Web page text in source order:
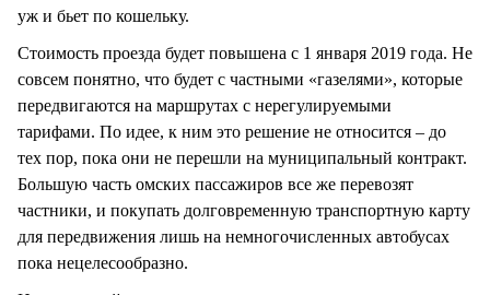
уж и бьет по кошельку.
Стоимость проезда будет повышена с 1 января 2019 года. Не
совсем понятно, что будет с частными «газелями», которые
передвигаются на маршрутах с нерегулируемыми
тарифами. По идее, к ним это решение не относится – до
тех пор, пока они не перешли на муниципальный контракт.
Большую часть омских пассажиров все же перевозят
частники, и покупать долговременную транспортную карту
для передвижения лишь на немногочисленных автобусах
пока нецелесообразно.